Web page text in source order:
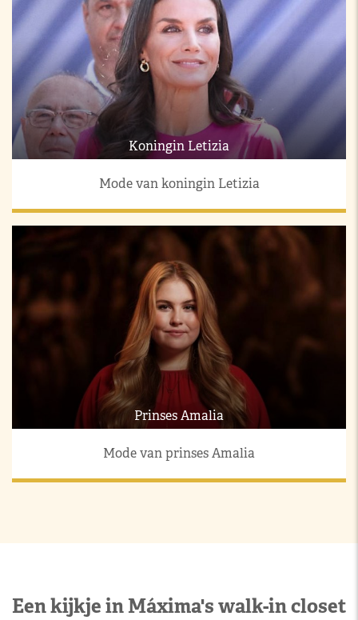
Koningin Letizia
Mode van koningin Letizia
Prinses Amalia
Mode van prinses Amalia
Een kijkje in Máxima's walk-in closet